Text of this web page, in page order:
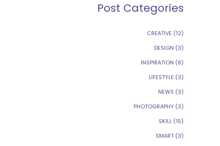
Post Categories
CREATIVE (12)
DESIGN (3)
INSPIRATION (8)
LIFESTYLE (3)
NEWS (3)
PHOTOGRAPHY (3)
SKILL (15)
SMART (3)